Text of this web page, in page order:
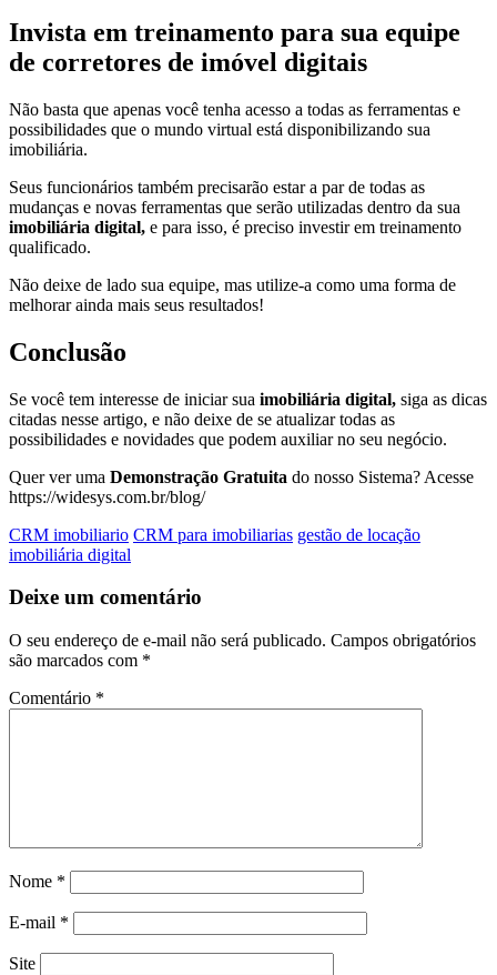
Invista em treinamento para sua equipe
de corretores de imóvel digitais
Não basta que apenas você tenha acesso a todas as ferramentas e
possibilidades que o mundo virtual está disponibilizando sua
imobiliária.
Seus funcionários também precisarão estar a par de todas as
mudanças e novas ferramentas que serão utilizadas dentro da sua
imobiliária digital, e para isso, é preciso investir em treinamento
qualificado.
Não deixe de lado sua equipe, mas utilize-a como uma forma de
melhorar ainda mais seus resultados!
Conclusão
Se você tem interesse de iniciar sua imobiliária digital, siga as dicas
citadas nesse artigo, e não deixe de se atualizar todas as
possibilidades e novidades que podem auxiliar no seu negócio.
Quer ver uma Demonstração Gratuita do nosso Sistema? Acesse
https://widesys.com.br/blog/
CRM imobiliario CRM para imobiliarias gestão de locação
imobiliária digital
Deixe um comentário
O seu endereço de e-mail não será publicado. Campos obrigatórios
são marcados com *
Comentário *
Nome *
E-mail *
Site